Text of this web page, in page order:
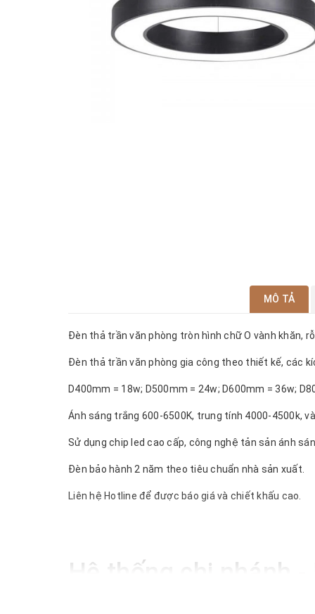
MÔ TẢ
Đèn thả trần văn phòng tròn hình chữ O vành khăn,
Đèn thả trần văn phòng gia công theo thiết kế, các
D400mm = 18w; D500mm = 24w; D600mm = 36w;
Ánh sáng trắng 600-6500K, trung tính 4000-4500k,
Sử dụng chip led cao cấp, công nghệ tản sản ánh
Đèn bảo hành 2 năm theo tiêu chuẩn nhà sản xuất.
Liên hệ Hotline để được báo giá và chiết khấu cao.
Hệ thống chi nhánh -